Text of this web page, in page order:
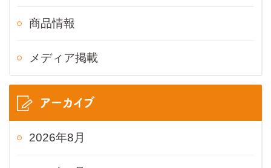
商品情報
メディア掲載
アーカイブ
2026年8月